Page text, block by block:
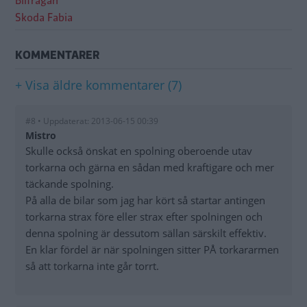
Skoda Fabia
KOMMENTARER
+ Visa äldre kommentarer (7)
#8 • Uppdaterat: 2013-06-15 00:39
Mistro
Skulle också önskat en spolning oberoende utav
torkarna och gärna en sådan med kraftigare och mer
täckande spolning.
På alla de bilar som jag har kört så startar antingen
torkarna strax före eller strax efter spolningen och
denna spolning är dessutom sällan särskilt effektiv.
En klar fördel är när spolningen sitter PÅ torkararmen
så att torkarna inte går torrt.